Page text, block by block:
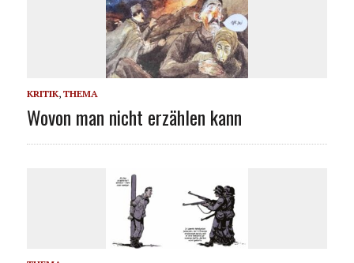
KRITIK, THEMA
Wovon man nicht erzählen kann